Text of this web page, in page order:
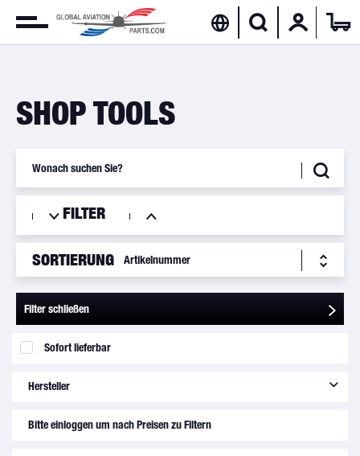
SHOP TOOLS
FILTER
SORTIERUNG
Filter schließen
Sofort lieferbar
Hersteller
Cessna Aircraft Company(2)
Bitte einloggen um nach Preisen zu Filtern